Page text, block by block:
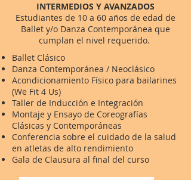
INTERMEDIOS Y AVANZADOS
Estudiantes de 10 a 60 años de edad de
Ballet y/o Danza Contemporánea que
cumplan el nivel requerido.
Ballet Clásico
Danza Contemporánea / Neoclásico
Acondicionamiento Físico para bailarines
(We Fit 4 Us)
Taller de Inducción e Integración
Montaje y Ensayo de Coreografías
Clásicas y Contemporáneas
Conferencia sobre el cuidado de la salud
en atletas de alto rendimiento
Gala de Clausura al final del curso